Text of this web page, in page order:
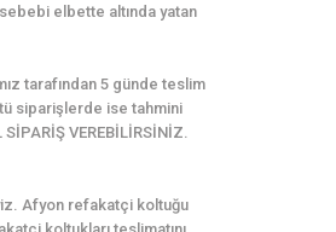
elbette altında yatan
tarafından 5 günde teslim
siparişlerde ise tahmini
VEREBİLİRSİNİZ.
Afyon refakatçi koltuğu